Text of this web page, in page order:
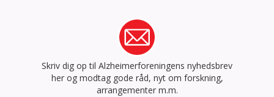
Skriv dig op til Alzheimerforeningens nyhedsbrev
her og modtag gode råd, nyt om forskning,
arrangementer m.m.